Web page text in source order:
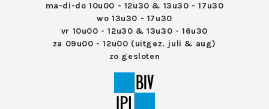
ma-di-do 10u00 - 12u30 & 13u30 - 17u30
wo 13u30 - 17u30
vr 10u00 - 12u30 & 13u30 - 16u30
za 09u00 - 12u00 (uitgez. juli & aug)
zo gesloten